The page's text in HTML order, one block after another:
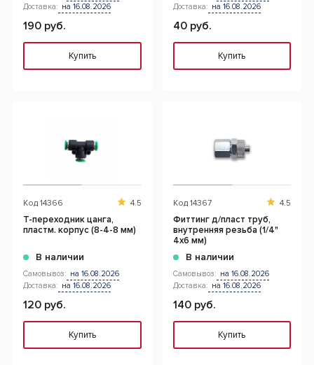
Доставка: на 16.08.2026
190 руб.
Купить
Доставка: на 16.08.2026
40 руб.
Купить
Код 14366 4.5
T-переходник цанга,
пластм. корпус (8-4-8 мм)
В наличии
Самовывоз: на 16.08.2026
Доставка: на 16.08.2026
120 руб.
Купить
Код 14367 4.5
Фиттинг д/пласт труб,
внутренняя резьба (1/4"
4x6 мм)
В наличии
Самовывоз: на 16.08.2026
Доставка: на 16.08.2026
140 руб.
Купить